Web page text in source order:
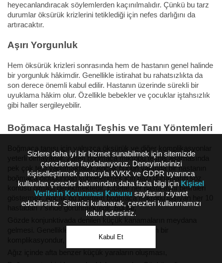
Sizlere daha iyi bir hizmet sunabilmek için sitemizde
çerezlerden faydalanıyoruz. Deneyimlerinizi
kişiselleştirmek amacıyla KVKK ve GDPR uyarınca
kullanılan çerezler bakımından daha fazla bilgi için Kişisel
Verilerin Korunması Kanunu sayfasını ziyaret
edebilirsiniz. Sitemizi kullanarak, çerezleri kullanmamızı
kabul edersiniz.
Kabul Et
heyecanlandıracak söylemlerden kaçınılmalıdır. Çünkü bu tarz
durumlar öksürük krizlerini tetiklediği için nefes darlığını da
artıracaktır.
Aşırı Yorgunluk
Hem öksürük krizleri sonrasında hem de hastanın genel halinde
bir yorgunluk hâkimdir. Genellikle istirahat bu rahatsızlıkta da
son derece önemli kabul edilir. Hastanın üzerinde sürekli bir
uyuklama hâkim olur. Özellikle bebekler ve çocuklar iştahsızlık
gibi haller sergileyebilir.
Boğmaca Hastalığı Teşhis ve Tanı Yöntemleri
yeterli olmayabilir. Zaten boğmaca mikrobu teşhis aşamasında
pek çok test yapılmaktadır. Ancak bunun yanında bir hastanın
boğmaca olduğundan şüphelenmek için bazı durumların söz
konusu olması gerekmektedir. Elbette her hasta aynı belirtileri
göstermez. Ancak bu belirtilen boğmaca mikrobu taşıyan her 10
hastadan 7’sinde görünmektedir. Bunlar,